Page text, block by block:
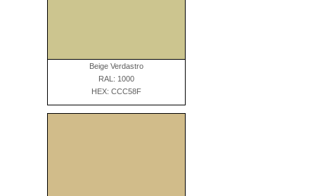
Beige Verdastro
RAL: 1000
HEX: CCC58F